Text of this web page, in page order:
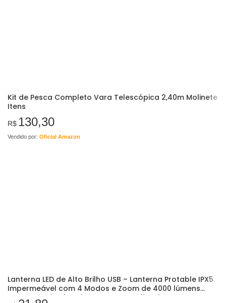
Kit de Pesca Completo Vara Telescópica 2,40m Molinete
Itens
R$ 130,30
Vendido por: Oficial Amazon
Lanterna LED de Alto Brilho USB – Lanterna Protable IPX5
Impermeável com 4 Modos e Zoom de 4000 lúmens
para Camping | Equipamento ao ar livre |…